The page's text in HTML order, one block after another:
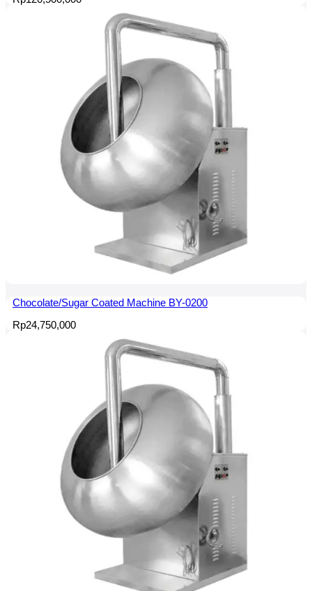
Chocolate/Sugar Coated Machine BY-0200
Rp24,750,000